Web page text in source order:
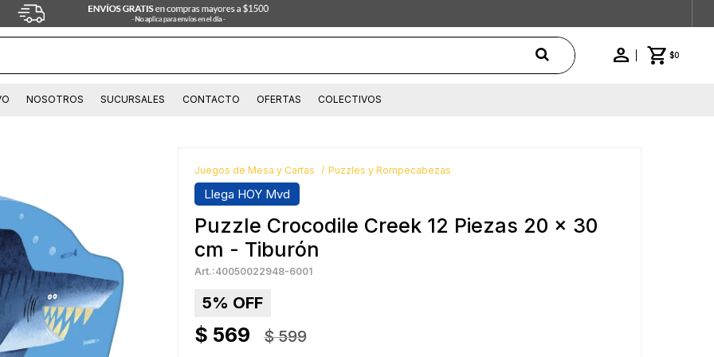
$0
NOSOTROS SUCURSALES CONTACTO OFERTAS COLECTIVOS
Juegos de Mesa y Cartas Puzzles y Rompecabezas
Llega HOY Mvd
Puzzle Crocodile Creek 12 Piezas 20 x 30
cm - Tiburón
40050022948-6001
5
$ 569 $ 599